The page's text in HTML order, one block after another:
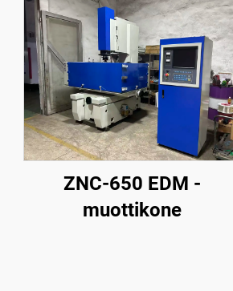
ZNC-650 EDM -
muottikone